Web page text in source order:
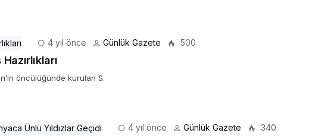
4 yıl önce Günlük Gazete 500
Hazırlıkları
öncülüğünde kurulan S.
4 yıl önce Günlük Gazete 340